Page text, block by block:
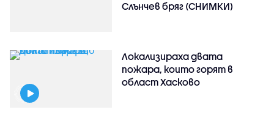
Слънчев бряг (СНИМКИ)
Локализираха двата
пожара, които горят в
област Хасково